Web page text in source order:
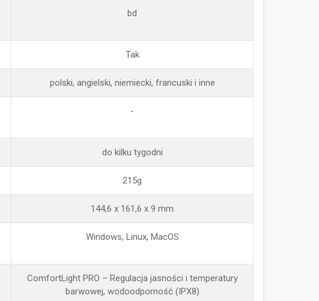
bd
Tak
polski, angielski, niemiecki, francuski i inne
-
do kilku tygodni
215g
144,6 x 161,6 x 9 mm
Windows, Linux, MacOS
ComfortLight PRO – Regulacja jasności i temperatury
barwowej, wodoodporność (IPX8)